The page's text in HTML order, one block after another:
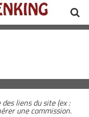
liens du site (ex :
une commission.